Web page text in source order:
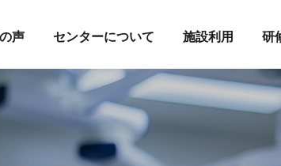
声 センターについて 施設利用 研